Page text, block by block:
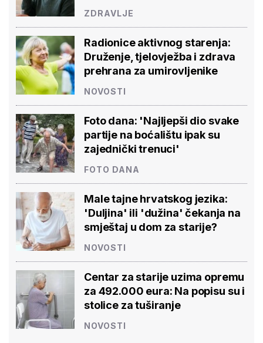
ZDRAVLJE
Radionice aktivnog starenja:
Druženje, tjelovježba i zdrava
prehrana za umirovljenike
NOVOSTI
Foto dana: 'Najljepši dio svake
partije na boćalištu ipak su
zajednički trenuci'
FOTO DANA
Male tajne hrvatskog jezika:
'Duljina' ili 'dužina' čekanja na
smještaj u dom za starije?
NOVOSTI
Centar za starije uzima opremu
za 492.000 eura: Na popisu su i
stolice za tuširanje
NOVOSTI